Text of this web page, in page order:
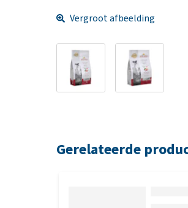
Vergroot afbeelding
Gerelateerde